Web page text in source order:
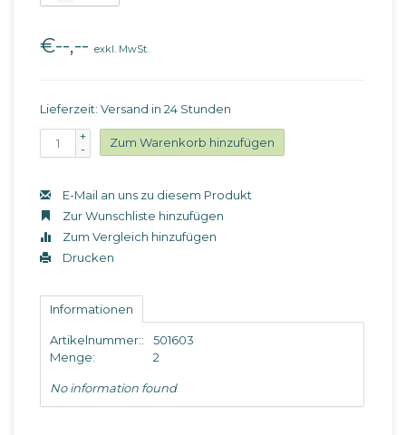
€--,-- exkl. MwSt.
Lieferzeit: Versand in 24 Stunden
+
-
Zum Warenkorb hinzufügen
E-Mail an uns zu diesem Produkt
Zur Wunschliste hinzufügen
Zum Vergleich hinzufügen
Drucken
Informationen
Artikelnummer::
501603
Menge:
2
No information found